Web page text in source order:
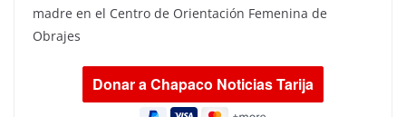
madre en el Centro de Orientación Femenina de
Obrajes